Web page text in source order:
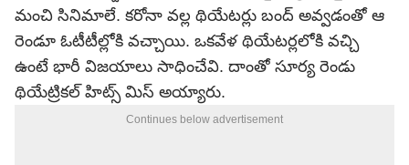
మంచి సినిమాలే. కరోనా వల్ల థియేటర్లు బంద్ అవ్వడంతో ఆ
రెండూ ఓటీటీల్లోకి వచ్చాయి. ఒకవేళ థియేటర్లలోకి వచ్చి
ఉంటే భారీ విజయాలు సాధించేవి. దాంతో సూర్య రెండు
థియేట్రికల్ హిట్స్ మిస్ అయ్యారు.
Continues below advertisement